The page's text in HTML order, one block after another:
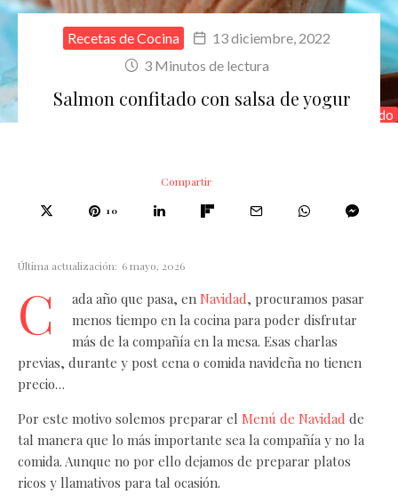
salmon confitado
Recetas de Cocina
13 diciembre, 2022
3 Minutos de lectura
Salmon confitado con salsa de yogur
Compartir
10
Última actualización: 6 mayo, 2026
C ada año que pasa, en Navidad, procuramos pasar
menos tiempo en la cocina para poder disfrutar
más de la compañía en la mesa. Esas charlas
previas, durante y post cena o comida navideña no tienen
precio…
Por este motivo solemos preparar el Menú de Navidad de
tal manera que lo más importante sea la compañía y no la
comida. Aunque no por ello dejamos de preparar platos
ricos y llamativos para tal ocasión.